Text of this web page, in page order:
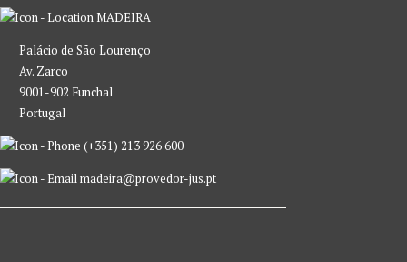
MADEIRA
Palácio de São Lourenço
Av. Zarco
9001-902 Funchal
Portugal
(+351) 213 926 600
madeira@provedor-jus.pt